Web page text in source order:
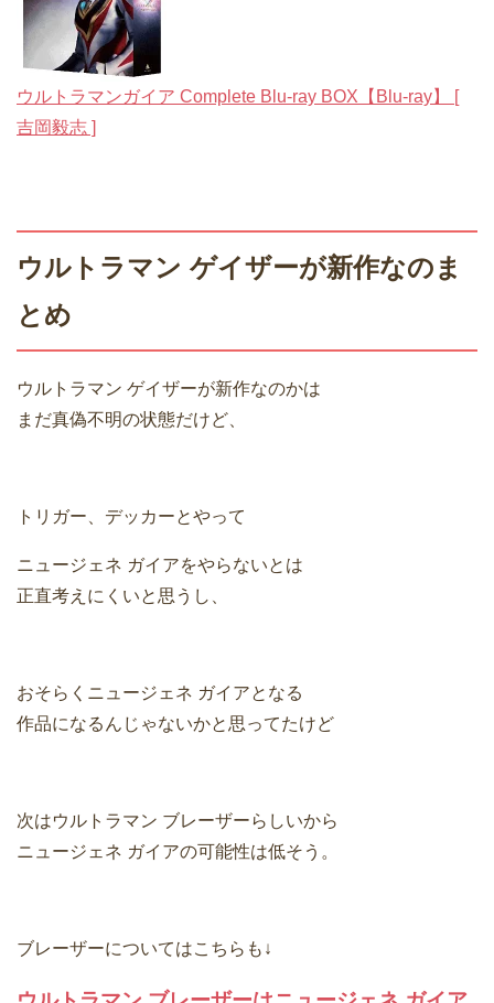
ウルトラマンガイア Complete Blu-ray BOX【Blu-ray】 [
吉岡毅志 ]
ウルトラマン ゲイザーが新作なのま
とめ
ウルトラマン ゲイザーが新作なのかは
まだ真偽不明の状態だけど、
トリガー、デッカーとやって
ニュージェネ ガイアをやらないとは
正直考えにくいと思うし、
おそらくニュージェネ ガイアとなる
作品になるんじゃないかと思ってたけど
次はウルトラマン ブレーザーらしいから
ニュージェネ ガイアの可能性は低そう。
ブレーザーについてはこちらも↓